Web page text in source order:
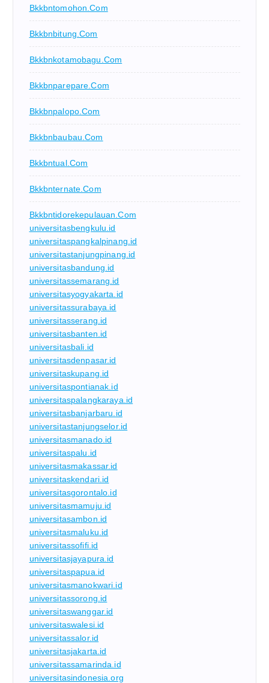
Bkkbntomohon.com
Bkkbnbitung.com
Bkkbnkotamobagu.com
Bkkbnparepare.com
Bkkbnpalopo.com
Bkkbnbaubau.com
Bkkbntual.com
Bkkbnternate.com
Bkkbntidorekepulauan.com
universitasbengkulu.id
universitaspangkalpinang.id
universitastanjungpinang.id
universitasbandung.id
universitassemarang.id
universitasyogyakarta.id
universitassurabaya.id
universitasserang.id
universitasbanten.id
universitasbali.id
universitasdenpasar.id
universitaskupang.id
universitaspontianak.id
universitaspalangkaraya.id
universitasbanjarbaru.id
universitastanjungselor.id
universitasmanado.id
universitaspalu.id
universitasmakassar.id
universitaskendari.id
universitasgorontalo.id
universitasmamuju.id
universitasambon.id
universitasmaluku.id
universitassofifi.id
universitasjayapura.id
universitaspapua.id
universitasmanokwari.id
universitassorong.id
universitaswanggar.id
universitaswalesi.id
universitassalor.id
universitasjakarta.id
universitassamarinda.id
universitasindonesia.org